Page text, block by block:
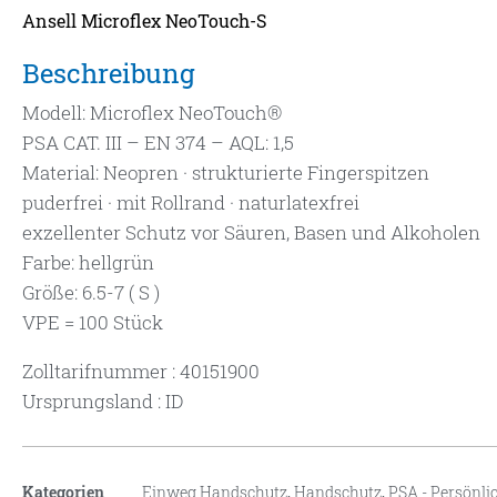
Ansell Microflex NeoTouch-S
Beschreibung
Modell: Microflex NeoTouch®
PSA CAT. III – EN 374 – AQL: 1,5
Material: Neopren · strukturierte Fingerspitzen
puderfrei · mit Rollrand · naturlatexfrei
exzellenter Schutz vor Säuren, Basen und Alkoholen
Farbe: hellgrün
Größe: 6.5-7 ( S )
VPE = 100 Stück
Zolltarifnummer : 40151900
Ursprungsland : ID
Kategorien Einweg Handschutz,Handschutz,PSA -